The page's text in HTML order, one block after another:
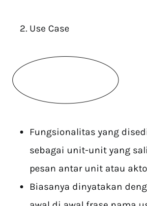
Use Case
Fungsionalitas yang
sebagai unit-unit yang
pesan antar unit atau
Biasanya dinyatakan